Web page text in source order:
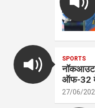
SPORTS
नॉकआउट
ऑफ-32
27/06/